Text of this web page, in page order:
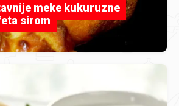
meke kukuruzne
sirom